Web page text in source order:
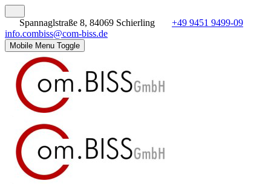
Spannaglstraße 8, 84069 Schierling
+49 9451 9499-09
info.combiss@com-biss.de
Mobile Menu Toggle